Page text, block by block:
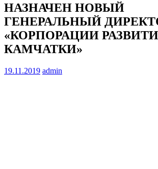
НАЗНАЧЕН НОВЫЙ
ГЕНЕРАЛЬНЫЙ
«КОРПОРАЦИИ
КАМЧАТКИ»
19.11.2019 admin